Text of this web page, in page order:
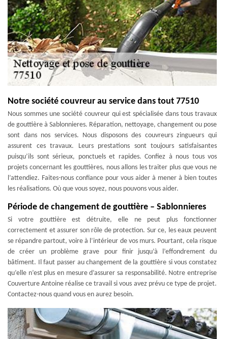
Notre société couvreur au service dans tout 77510
Nous sommes une société couvreur qui est spécialisée dans tous travaux
de gouttière à Sablonnieres. Réparation, nettoyage, changement ou pose
sont dans nos services. Nous disposons des couvreurs zingueurs qui
assurent ces travaux. Leurs prestations sont toujours satisfaisantes
puisqu’ils sont sérieux, ponctuels et rapides. Confiez à nous tous vos
projets concernant les gouttières, nous allons les traiter plus que vous ne
l’attendiez. Faites-nous confiance pour vous aider à mener à bien toutes
les réalisations. Où que vous soyez, nous pouvons vous aider.
Période de changement de gouttière – Sablonnieres
Si votre gouttière est détruite, elle ne peut plus fonctionner
correctement et assurer son rôle de protection. Sur ce, les eaux peuvent
se répandre partout, voire à l’intérieur de vos murs. Pourtant, cela risque
de créer un problème grave pour finir jusqu’à l’effondrement du
bâtiment. Il faut passer au changement de la gouttière si vous constatez
qu’elle n’est plus en mesure d’assurer sa responsabilité. Notre entreprise
Couverture Antoine réalise ce travail si vous avez prévu ce type de projet.
Contactez-nous quand vous en aurez besoin.